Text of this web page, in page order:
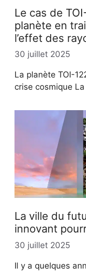
Le cas de
planète en
l’effet des
30 juillet 2025
La planète TOI-
crise cosmique
La ville du
innovant
30 juillet 2025
Il y a quelques